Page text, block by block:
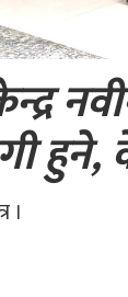
हुने,
।